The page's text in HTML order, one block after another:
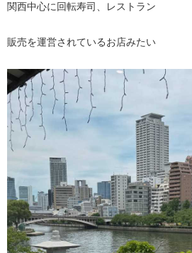
関西中心に回転寿司、レストラン
販売を運営されているお店みたい